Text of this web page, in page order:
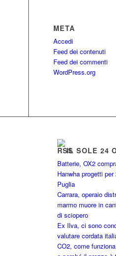
META
Accedi
Feed dei contenuti
Feed dei commenti
WordPress.org
IL SOLE 24
Batterie, OX2
Hanwha progetti
Puglia
Carrara, operaio
marmo muore in
di sciopero
Ex Ilva, ci sono
valutare cordata
CO2, come